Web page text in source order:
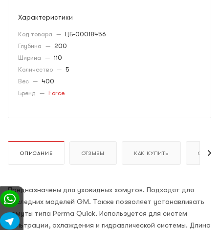
Характеристики
Код товара — ЦБ-00018456
Глубина — 200
Ширина — 110
Количество — 5
Вес — 400
Бренд — Force
ОПИСАНИЕ ОТЗЫВЫ КАК КУПИТЬ ОПЛАТА
Предназначены для уховидных хомутов. Подходят для
последних моделей GM. Также позволяет устанавливать
хомуты типа Perma Quick. Используется для систем
фильтрации, охлаждения и гидравлической системы. Длина